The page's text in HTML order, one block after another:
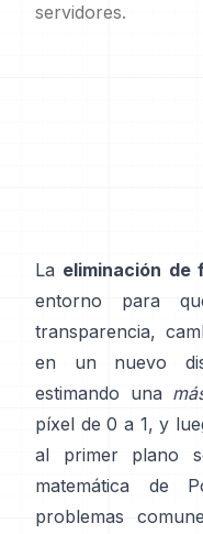
servidores.
La eliminación de
entorno para
transparencia,
en un nuevo
estimando una
píxel de 0 a 1, y
al primer plano
matemática de
problemas